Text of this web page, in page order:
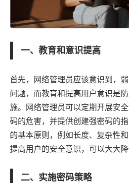
一、教育和意识提高
首先，网络管理员应该意识到，
问题，而教育和提高用户意识是
施。网络管理员可以定期开展安
码的危害，并提供创建强密码的
的基本原则，例如长度、复杂性
提高用户的安全意识，可以大大降
二、实施密码策略